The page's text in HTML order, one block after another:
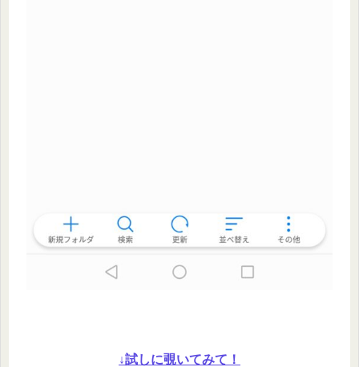
↓試しに覗いてみて！